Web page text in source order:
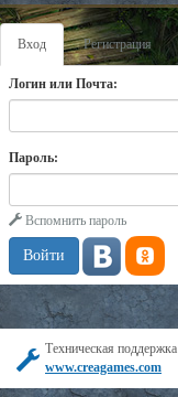
Вход Регистрация
Логин или Почта:
Пароль:
Вспомнить пароль
Техническая поддержка
www.creagames.com